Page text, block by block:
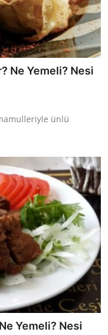
Ne Yemeli? Nesi
ünlü
Yemeli? Nesi